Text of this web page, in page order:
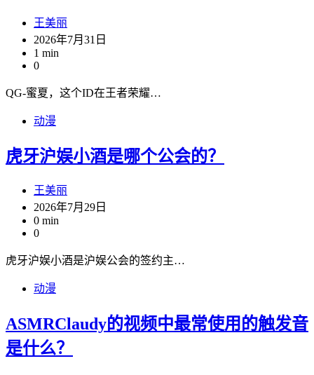
王美丽
2026年7月31日
1 min
0
QG-蜜夏，这个ID在王者荣耀…
动漫
虎牙沪娱小酒是哪个公会的？
王美丽
2026年7月29日
0 min
0
虎牙沪娱小酒是沪娱公会的签约主…
动漫
ASMRClaudy的视频中最常使用的触发音
是什么？